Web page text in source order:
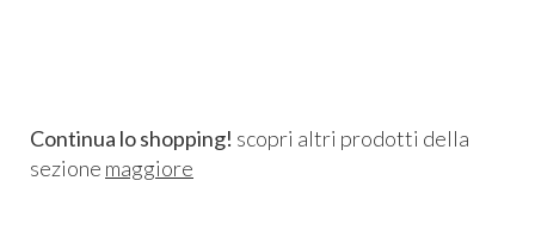
Continua lo shopping! scopri altri prodotti della
sezione maggiore